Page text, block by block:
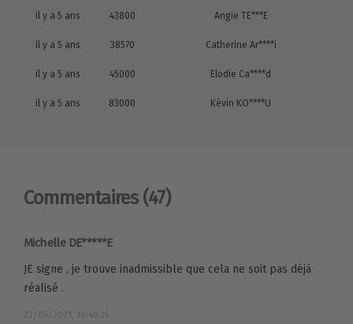
il y a 5 ans 43800 Angie TE***E
il y a 5 ans 38570 Catherine Ar****i
il y a 5 ans 45000 Elodie Ca****d
il y a 5 ans 83000 Kévin KO****U
Commentaires (47)
Michelle DE*****E
JE signe , je trouve inadmissible que cela ne soit pas déjà
réalisé .
22/06/2021, 10:48:25